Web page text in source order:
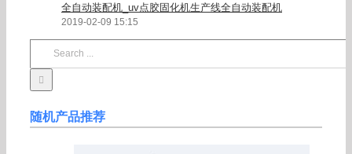
全自动装配机_uv点胶固化机生产线全自动装配机
2019-02-09 15:15
随机产品推荐